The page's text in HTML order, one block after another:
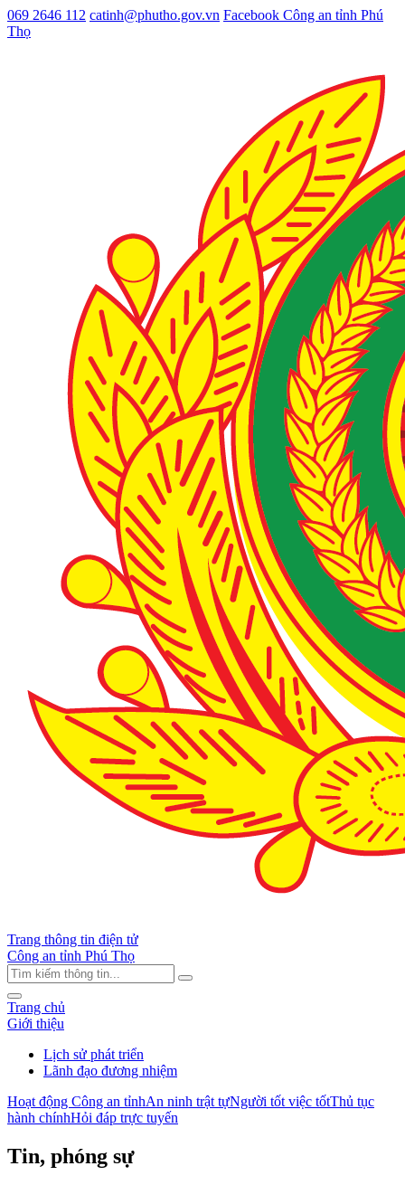
069 2646 112 catinh@phutho.gov.vn Facebook Công an tỉnh Phú
Thọ
Trang thông tin điện tử
Công an tỉnh Phú Thọ
Trang chủ
Giới thiệu
Lịch sử phát triển
Lãnh đạo đương nhiệm
Hoạt động Công an tỉnhAn ninh trật tựNgười tốt việc tốtThủ tục
hành chínhHỏi đáp trực tuyến
Tin, phóng sự